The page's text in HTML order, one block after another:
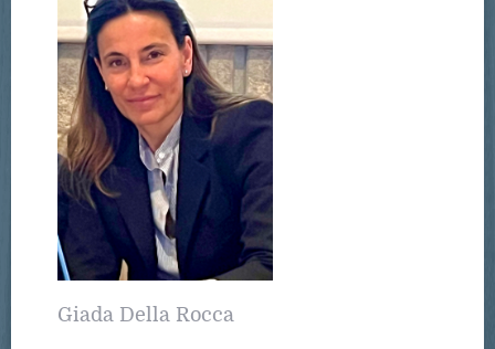
Giada Della Rocca